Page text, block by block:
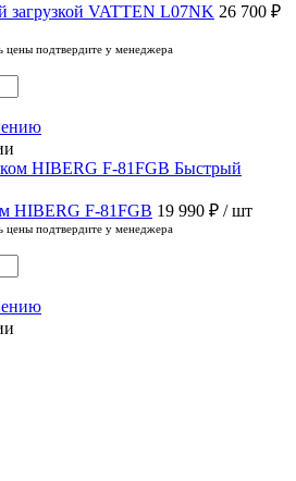
загрузкой VATTEN L07NK 26 700 ₽
цены подтвердите у менеджера
Быстрый
HIBERG F-81FGB 19 990 ₽ / шт
цены подтвердите у менеджера